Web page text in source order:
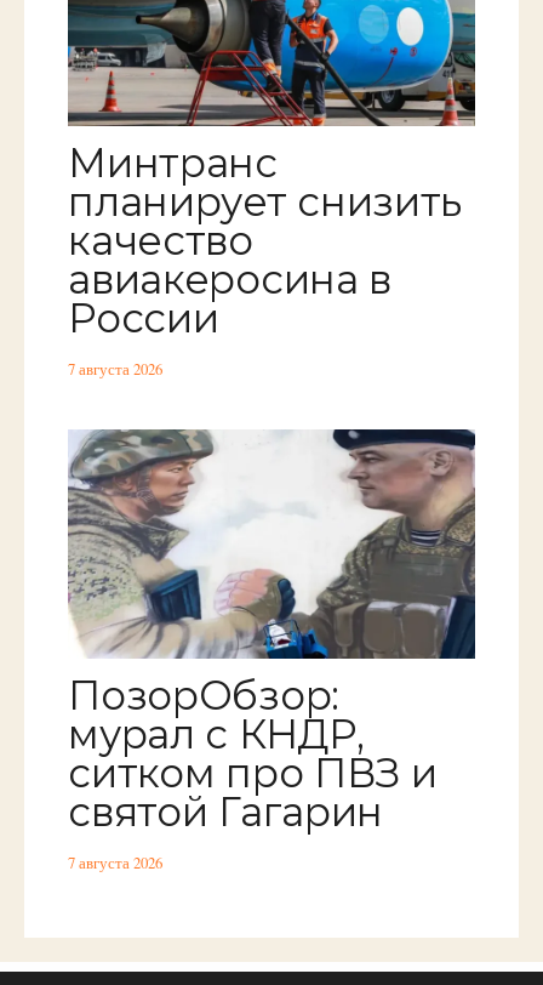
Минтранс
планирует снизить
качество
авиакеросина в
России
7 августа 2026
ПозорОбзор:
мурал с КНДР,
ситком про ПВЗ и
святой Гагарин
7 августа 2026